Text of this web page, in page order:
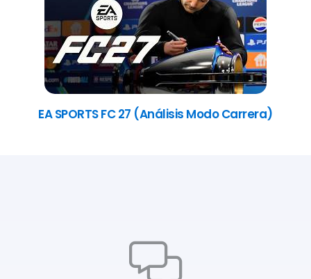
EA SPORTS FC 27 (Análisis Modo Carrera)